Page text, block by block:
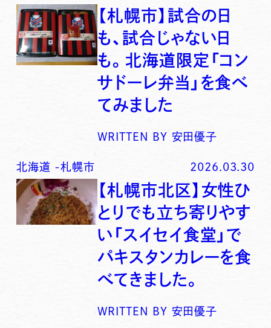
【札幌市】試合の日
も、試合じゃない日
も。北海道限定「コン
サドーレ弁当」を食べ
てみました
WRITTEN BY 安田優子
北海道 -札幌市 2026.03.30
【札幌市北区】女性ひ
とりでも立ち寄りやす
い「スイセイ食堂」で
パキスタンカレーを食
べてきました。
WRITTEN BY 安田優子